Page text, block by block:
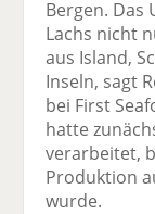
Bergen. Das
Lachs nicht
aus Island,
Inseln, sagt
bei First
hatte
verarbeitet,
Produktion
wurde.